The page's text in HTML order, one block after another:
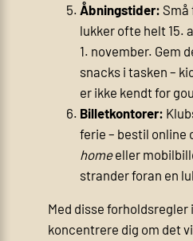
Åbningstider:
lukker ofte helt 15.
1. november. Gem
snacks i tasken –
er ikke kendt for
Billetkontorer:
ferie – bestil online
homeeller
strander foran en
Med disse forholdsregler
koncentrere dig om det